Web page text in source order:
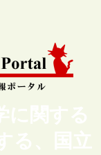
に関する
る、国立